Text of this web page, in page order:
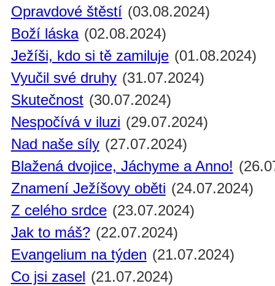
Opravdové štěstí (03.08.2024)
Boží láska (02.08.2024)
Ježíši, kdo si tě zamiluje (01.08.2024)
Vyučil své druhy (31.07.2024)
Skutečnost (30.07.2024)
Nespočívá v iluzi (29.07.2024)
Nad naše síly (27.07.2024)
Blažená dvojice, Jáchyme a Anno!
Znamení Ježíšovy oběti (24.07.2024)
Z celého srdce (23.07.2024)
Jak to máš? (22.07.2024)
Evangelium na týden (21.07.2024)
Co jsi zasel (21.07.2024)